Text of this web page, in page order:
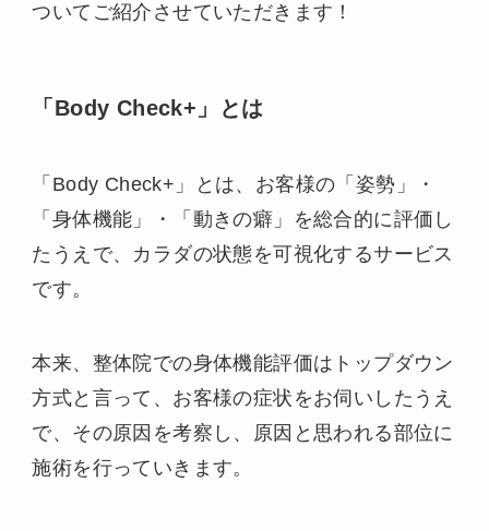
ついてご紹介させていただきます！
「Body Check+」とは
「Body Check+」とは、お客様の「姿勢」・
「身体機能」・「動きの癖」を総合的に評価し
たうえで、カラダの状態を可視化するサービス
です。
本来、整体院での身体機能評価はトップダウン
方式と言って、お客様の症状をお伺いしたうえ
で、その原因を考察し、原因と思われる部位に
施術を行っていきます。